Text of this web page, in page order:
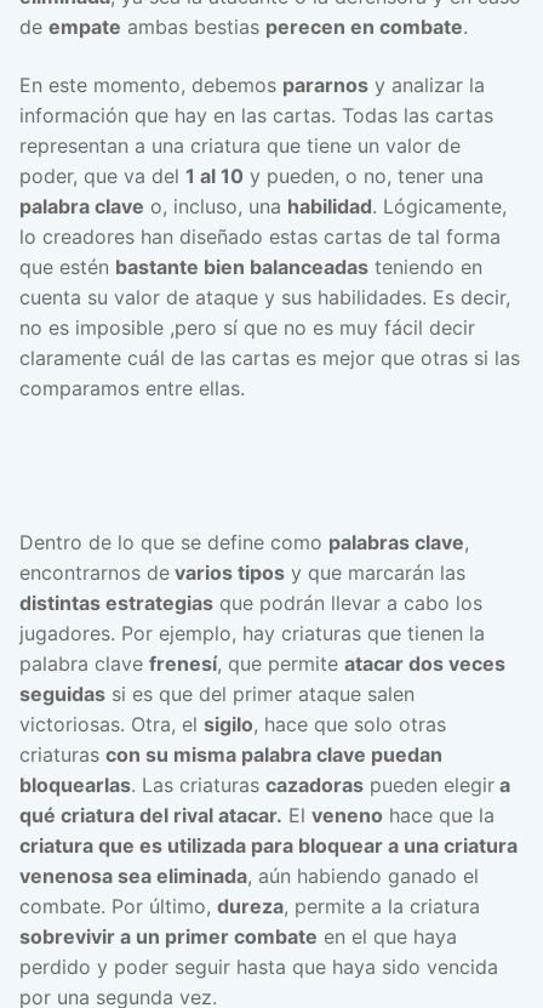
de empate ambas bestias perecen en combate.
En este momento, debemos pararnos y analizar la
información que hay en las cartas. Todas las cartas
representan a una criatura que tiene un valor de
poder, que va del 1 al 10 y pueden, o no, tener una
palabra clave o, incluso, una habilidad. Lógicamente,
lo creadores han diseñado estas cartas de tal forma
que estén bastante bien balanceadas teniendo en
cuenta su valor de ataque y sus habilidades. Es decir,
no es imposible ,pero sí que no es muy fácil decir
claramente cuál de las cartas es mejor que otras si las
comparamos entre ellas.
Dentro de lo que se define como palabras clave,
encontrarnos de varios tipos y que marcarán las
distintas estrategias que podrán llevar a cabo los
jugadores. Por ejemplo, hay criaturas que tienen la
palabra clave frenesí, que permite atacar dos veces
seguidas si es que del primer ataque salen
victoriosas. Otra, el sigilo, hace que solo otras
criaturas con su misma palabra clave puedan
bloquearlas. Las criaturas cazadoras pueden elegir a
qué criatura del rival atacar. El veneno hace que la
criatura que es utilizada para bloquear a una criatura
venenosa sea eliminada, aún habiendo ganado el
combate. Por último, dureza, permite a la criatura
sobrevivir a un primer combate en el que haya
perdido y poder seguir hasta que haya sido vencida
por una segunda vez.